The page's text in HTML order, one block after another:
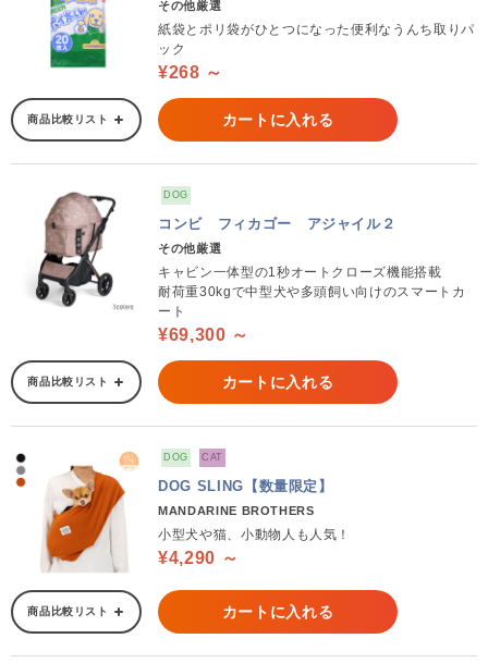
その他厳選
紙袋とポリ袋がひとつになった便利なうんち取りパ
ック
¥268 ～
商品比較リスト カートに入れる
DOG
コンビ フィカゴー アジャイル２
その他厳選
キャビン一体型の1秒オートクローズ機能搭載
耐荷重30kgで中型犬や多頭飼い向けのスマートカ
ート
¥69,300 ～
商品比較リスト カートに入れる
DOG CAT
DOG SLING【数量限定】
MANDARINE BROTHERS
小型犬や猫、小動物人も人気！
¥4,290 ～
商品比較リスト カートに入れる